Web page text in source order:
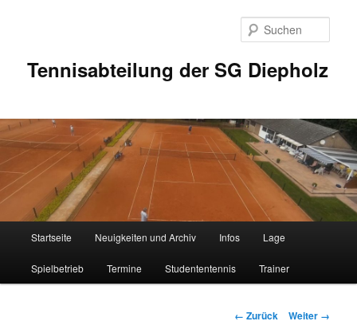
Tennisabteilung der SG Diepholz
Startseite Neuigkeiten und Archiv Infos Lage
Spielbetrieb Termine Studententennis Trainer
Bilder-
← Zurück Weiter →